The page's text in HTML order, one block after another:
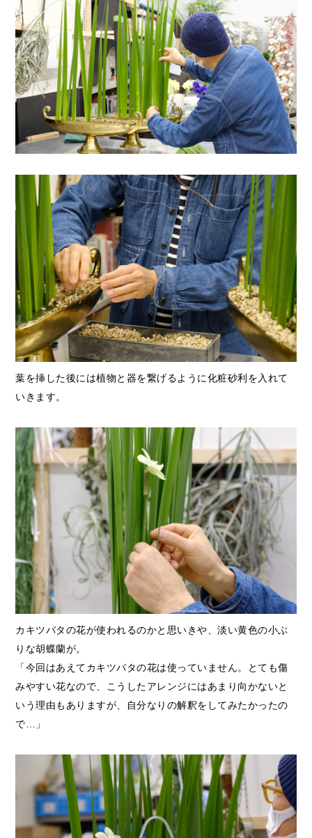
葉を挿した後には植物と器を繋げるように化粧砂利を入れて
いきます。
カキツバタの花が使われるのかと思いきや、淡い黄色の小ぶ
りな胡蝶蘭が。
「今回はあえてカキツバタの花は使っていません。とても傷
みやすい花なので、こうしたアレンジにはあまり向かないと
いう理由もありますが、自分なりの解釈をしてみたかったの
で…」